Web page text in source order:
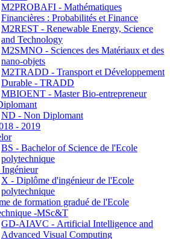
M2PROBAFI - Mathématiques
Financières : Probabilités et Finance
M2REST - Renewable Energy, Science
and Technology
M2SMNO - Sciences des Matériaux et des
nano-objets
M2TRADD - Transport et Développement
Durable - TRADD
MBIOENT - Master Bio-entrepreneur
ND - Non Diplomant
- 2019
BS - Bachelor of Science de l'Ecole
polytechnique
X - Diplôme d'ingénieur de l'Ecole
polytechnique
de formation gradué de l'Ecole
-MSc&T
GD-AIAVC - Artificial Intelligence and
Advanced Visual Computing